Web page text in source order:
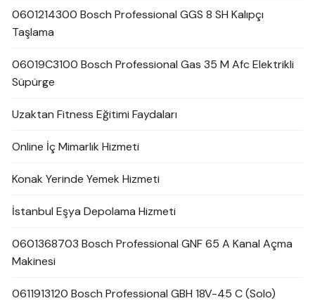
0601214300 Bosch Professional GGS 8 SH Kalıpçı
Taşlama
06019C3100 Bosch Professional Gas 35 M Afc Elektrikli
Süpürge
Uzaktan Fitness Eğitimi Faydaları
Online İç Mimarlık Hizmeti
Konak Yerinde Yemek Hizmeti
İstanbul Eşya Depolama Hizmeti
0601368703 Bosch Professional GNF 65 A Kanal Açma
Makinesi
0611913120 Bosch Professional GBH 18V-45 C (Solo)